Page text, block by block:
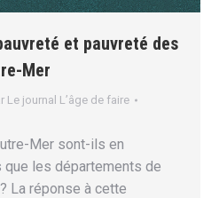
et pauvreté des
Mer
Le journal L’âge de faire
Mer sont-ils en
que les départements de
La réponse à cette